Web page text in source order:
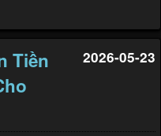
Tiền
2026-05-23